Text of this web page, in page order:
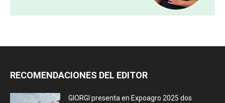
RECOMENDACIONES DEL EDITOR
GIORGI presenta en Expoagro 2025 dos